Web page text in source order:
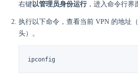
右键以管理员身份运行，进入命令行界
执行以下命令，查看当前 VPN 的地址
头）。
ipconfig